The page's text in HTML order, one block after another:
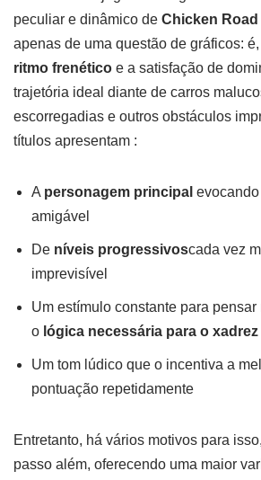
peculiar e dinâmico de Chicken Road
apenas de uma questão de gráficos:
ritmo frenético e a satisfação de
trajetória ideal diante de carros
escorregadias e outros obstáculos
títulos apresentam :
A personagem principal evocando
amigável
De níveis progressivoscada vez
imprevisível
Um estímulo constante para
o lógica necessária para o xadrez
Um tom lúdico que o incentiva a
pontuação repetidamente
Entretanto, há vários motivos para isso,
passo além, oferecendo uma maior